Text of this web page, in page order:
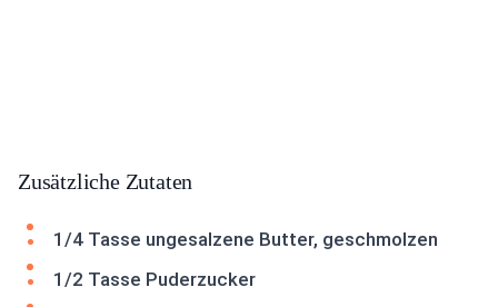
Zusätzliche Zutaten
1/4 Tasse ungesalzene Butter, geschmolzen
1/2 Tasse Puderzucker